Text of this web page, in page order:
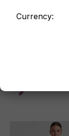
Currency: